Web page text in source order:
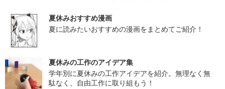
夏休みおすすめ漫画
夏に読みたいおすすめの漫画をまとめてご紹介！
夏休みの工作のアイデア集
学年別に夏休みの工作アイデアを紹介。無理なく無
駄なく、自由工作に取り組もう！